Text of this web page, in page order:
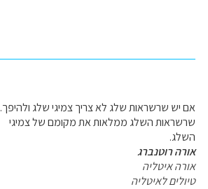
אם יש שרשראות שלג לא צריך צמיגי שלג ולהיפך.
שרשראות השלג ממלאות את מקומם של צמיגי
השלג.
אורה רוטנברג
אורה איטליה
טיולים לאיטליה